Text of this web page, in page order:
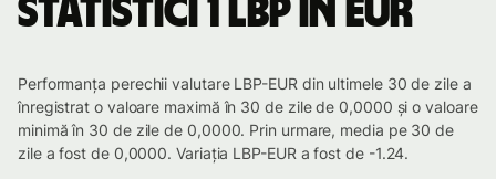
Statistici 1 LBP în EUR
Performanța perechii valutare LBP-EUR din ultimele 30 de zile a
înregistrat o valoare maximă în 30 de zile de 0,0000 și o valoare
minimă în 30 de zile de 0,0000. Prin urmare, media pe 30 de
zile a fost de 0,0000. Variația LBP-EUR a fost de -1.24.